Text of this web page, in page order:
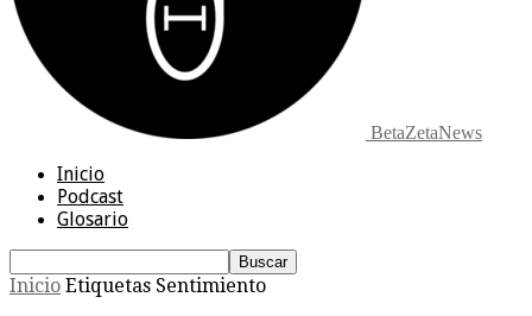
BetaZetaNews
Inicio
Podcast
Glosario
Inicio Etiquetas Sentimiento